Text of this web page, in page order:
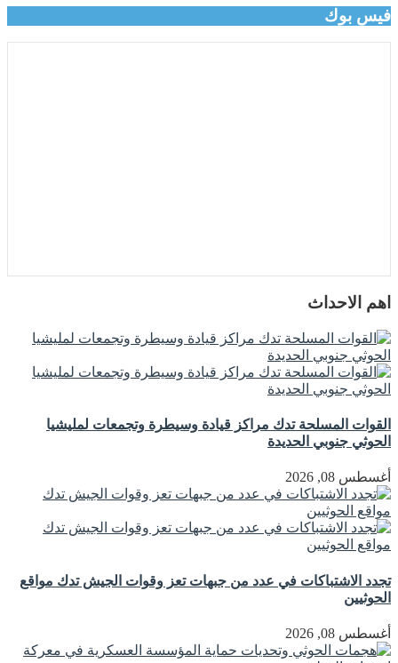
فيس بوك
اهم الاحداث
القوات المسلحة تدك مراكز قيادة وسيطرة وتجمعات لمليشيا
الحوثي جنوبي الحديدة
أغسطس 08, 2026
تجدد الاشتباكات في عدد من جبهات تعز وقوات الجيش تدك مواقع
الحوثيين
أغسطس 08, 2026